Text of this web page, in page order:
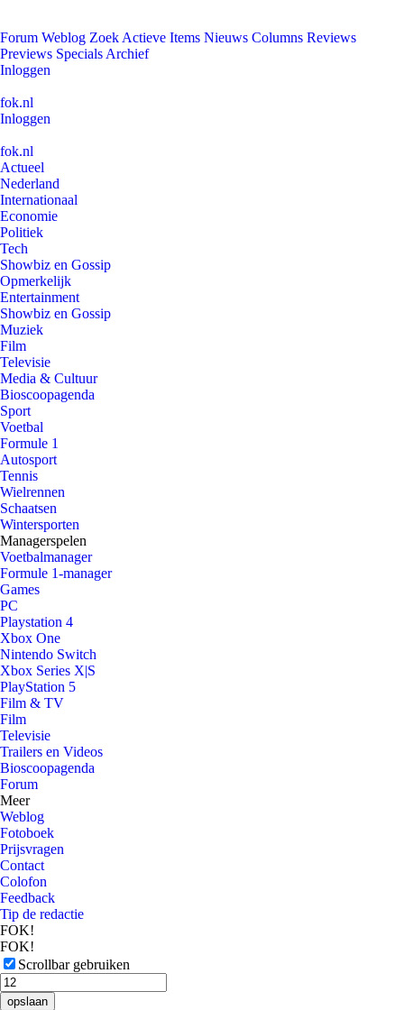
Forum Weblog Zoek Actieve Items Nieuws Columns Reviews
Previews Specials Archief
Inloggen
fok.nl
Inloggen
fok.nl
Actueel
Nederland
Internationaal
Economie
Politiek
Tech
Showbiz en Gossip
Opmerkelijk
Entertainment
Showbiz en Gossip
Muziek
Film
Televisie
Media & Cultuur
Bioscoopagenda
Sport
Voetbal
Formule 1
Autosport
Tennis
Wielrennen
Schaatsen
Wintersporten
Managerspelen
Voetbalmanager
Formule 1-manager
Games
PC
Playstation 4
Xbox One
Nintendo Switch
Xbox Series X|S
PlayStation 5
Film & TV
Film
Televisie
Trailers en Videos
Bioscoopagenda
Forum
Meer
Weblog
Fotoboek
Prijsvragen
Contact
Colofon
Feedback
Tip de redactie
FOK!
FOK!
Scrollbar gebruiken
opslaan